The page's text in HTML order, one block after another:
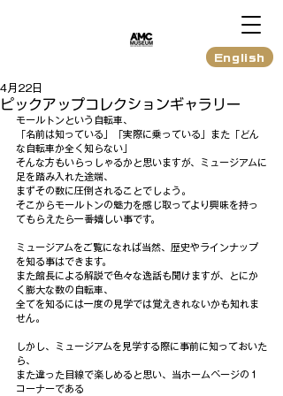
English
ピックアップコレクションギャラリー
4月22日
モールトンという自転車、
「名前は知っている」「実際に乗っている」また「どん
な自転車か全く知らない」
そんな方もいらっしゃるかと思いますが、ミュージアムに
足を踏み入れた途端、
まずその数に圧倒されることでしょう。
そこからモールトンの魅力を感じ取ってより興味を持っ
てもらえたら一番嬉しい事です。
ミュージアムをご覧になれば当然、歴史やラインナップ
を知る事はできます。
また館長による解説で色々な逸話も聞けますが、とにか
く膨大な数の自転車、
全てを知るには一度の見学では覚えきれないかも知れま
せん。
しかし、ミュージアムを見学する際に事前に知っておいた
ら、
また違った目線で楽しめると思い、当ホームページの１
コーナーである